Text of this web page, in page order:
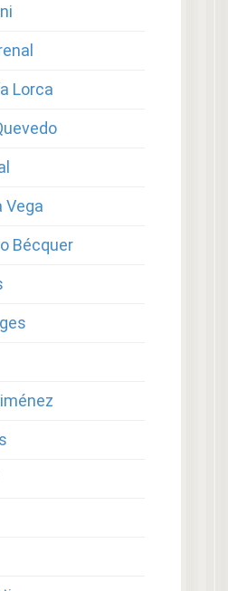
Lorca
Vega
Bécquer